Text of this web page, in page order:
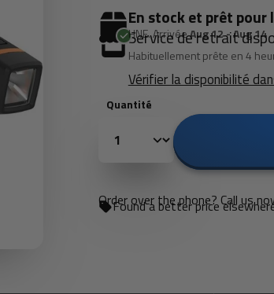
En stock et prêt
HNE. ArrivéeAug 12 - Aug 14
Service de retrait
Habituellement prête en 4
Vérifier la disponibilité
Quantité
Order over the phone? Call us
Found a better price